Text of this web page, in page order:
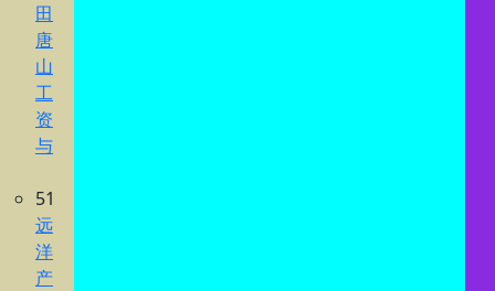
田
唐
山
工
资
与
51
远
洋
产